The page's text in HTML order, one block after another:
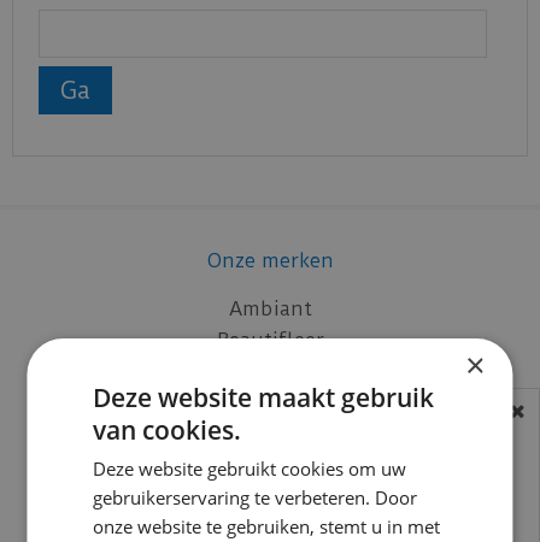
Onze merken
Ambiant
Beautifloor
Coral
Co-Pro
Douwes Dekker
Küberit
mFLOR
BEREIKBAARHEID
In verband met de vakantie periode zijn wij
t/m 14 augustus telefonisch helaas niet
bereikbaar.
×
Deze website maakt gebruik
van cookies.
Deze website gebruikt cookies om uw
gebruikerservaring te verbeteren. Door
onze website te gebruiken, stemt u in met